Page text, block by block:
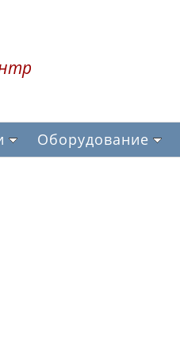
Оборудование